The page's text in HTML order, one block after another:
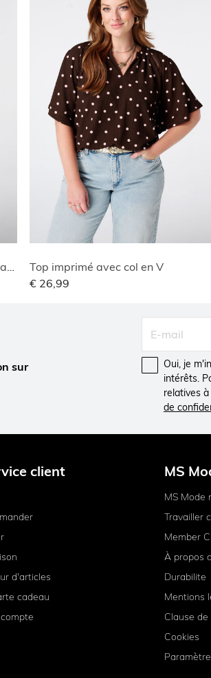
Blouse sans manches à col montant
Top imprimé avec col en V
€ 26,99
sur
Oui, je
intérêts.
relatives
de
client
d'articles
cadeau
MS
MS Mode
Travailler
Member
À propos
Durabilite
Mentions
Clause
Cookies